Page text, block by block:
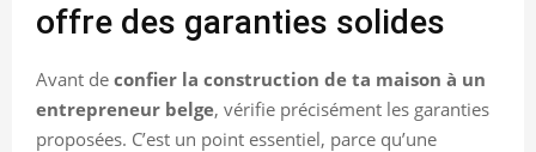
offre des garanties solides
Avant de confier la construction de ta maison à un
entrepreneur belge, vérifie précisément les garanties
proposées. C’est un point essentiel, parce qu’une